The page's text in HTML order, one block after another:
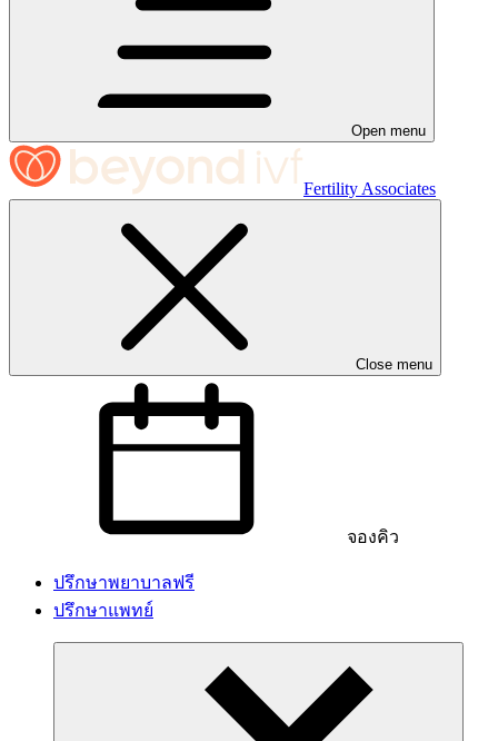
Open menu
Fertility Associates
Close menu
จองคิว
ปรึกษาพยาบาลฟรี
ปรึกษาแพทย์